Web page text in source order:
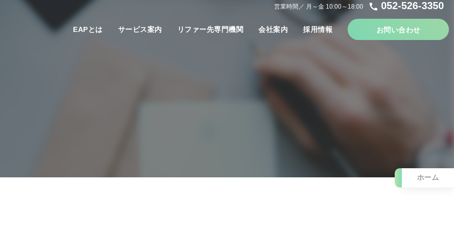
営業時間／ 月～金 10:00～18:00 call 052-526-3350
EAPとは サービス案内 リファー先専門機関 会社案内 採用情報 お問い合わせ
ホーム